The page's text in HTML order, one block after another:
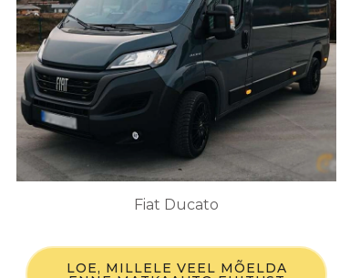
Fiat Ducato
LOE, MILLELE VEEL MÕELDA